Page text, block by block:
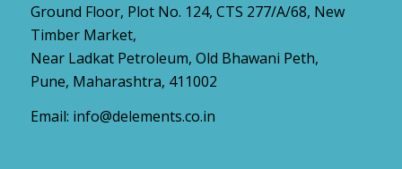
Ground Floor, Plot No. 124, CTS 277/A/68, New
Timber Market,
Near Ladkat Petroleum, Old Bhawani Peth,
Pune, Maharashtra, 411002
Email: info@delements.co.in